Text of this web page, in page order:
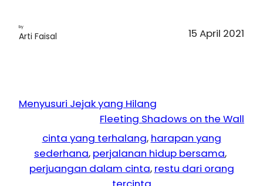
by
Arti Faisal 15 April 2021
Menyusuri Jejak yang Hilang
Fleeting Shadows on the Wall
cinta yang terhalang, harapan yang
sederhana, perjalanan hidup bersama
perjuangan dalam cinta, restu dari orang